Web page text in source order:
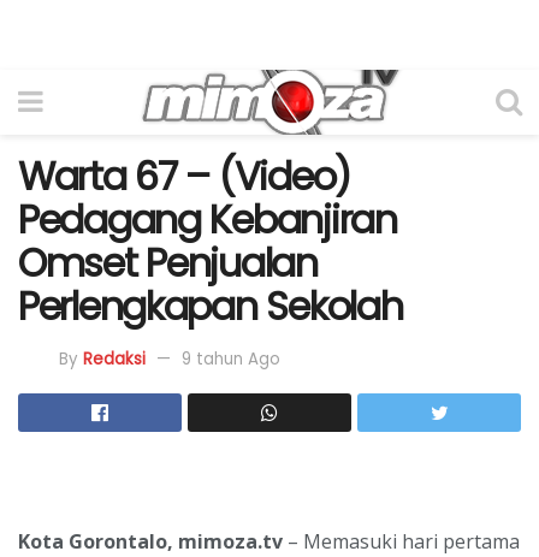
Warta 67 – (Video)
Pedagang Kebanjiran
Omset Penjualan
Perlengkapan Sekolah
By Redaksi 9 tahun Ago
Kota Gorontalo, mimoza.tv – Memasuki hari pertama